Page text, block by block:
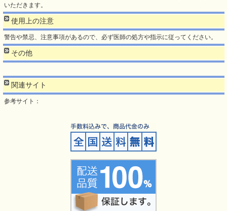
いただきます。
使用上の注意
警告や禁忌、注意事項があるので、必ず医師の処方や指示に従ってください。
その他
関連サイト
参考サイト：